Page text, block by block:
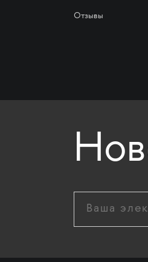
Отзывы